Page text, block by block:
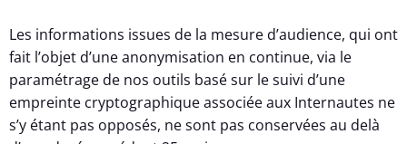
Les informations issues de la mesure d’audience, qui ont
fait l’objet d’une anonymisation en continue, via le
paramétrage de nos outils basé sur le suivi d’une
empreinte cryptographique associée aux Internautes ne
s’y étant pas opposés, ne sont pas conservées au delà